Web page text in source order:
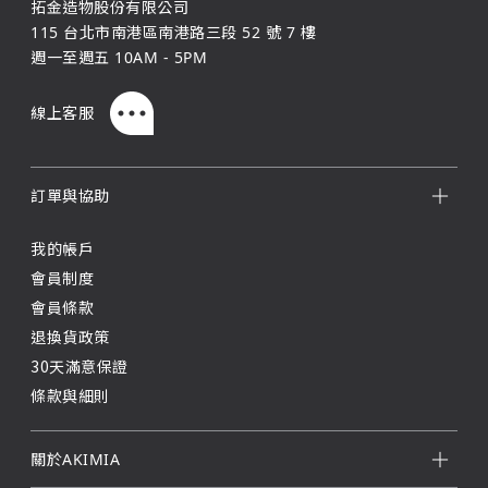
拓金造物股份有限公司
115 台北市南港區南港路三段 52 號 7 樓
週一至週五 10AM - 5PM
線上客服
訂單與協助
我的帳戶
會員制度
會員條款
退換貨政策
30天滿意保證
條款與細則
關於AKIMIA